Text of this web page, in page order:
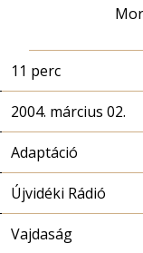
11 perc
2004. március 02.
Adaptáció
Újvidéki Rádió
Vajdaság